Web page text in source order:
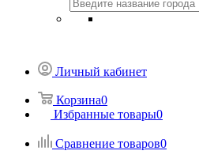
Личный кабинет
Корзина0
Избранные товары0
Сравнение товаров0